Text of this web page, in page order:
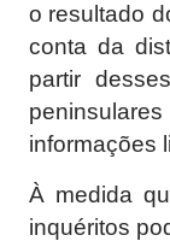
o resultado
conta da
partir
informações
À medida
inquéritos